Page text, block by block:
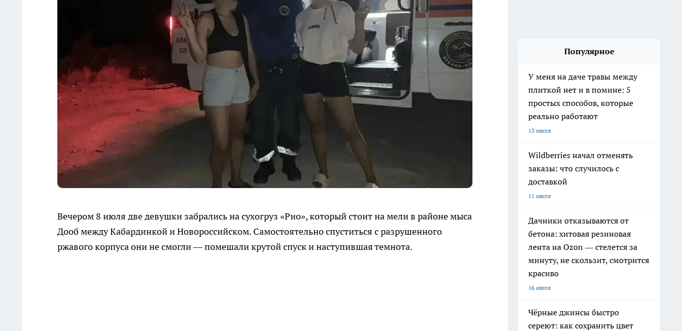
Вечером 8 июля две девушки забрались на сухогруз «Рио», который стоит на мели в районе мыса
Дооб между Кабардинкой и Новороссийском. Самостоятельно спуститься с разрушенного
ржавого корпуса они не смогли — помешали крутой спуск и наступившая темнота.
Популярное
У меня на даче травы между
плиткой нет и в помине: 5
простых способов, которые
реально работают
13 июля
Wildberries начал отменять
заказы: что случилось с
доставкой
11 июля
Дачники отказываются от
бетона: хитовая резиновая
лента на Ozon — стелется за
минуту, не скользит, смотрится
красиво
16 июля
Чёрные джинсы быстро
сереют: как сохранить цвет